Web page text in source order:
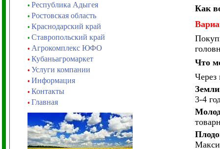
• Республика Адыгея
• Ростовская область
• Краснодарский край
• Ставропольский край
• Агрокомплекс ЮФО
• Кубаньагромаркет
• Услуги компании
• Информация
• Контакты
• Главная
Как
Что
Земли
3-4